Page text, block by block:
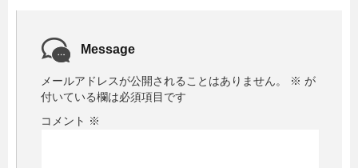
Message
メールアドレスが公開されることはありません。 ※ が
付いている欄は必須項目です
コメント ※